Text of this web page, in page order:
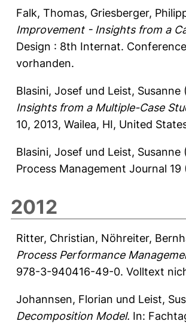
Falk, Thomas, Griesberger,
Improvement - Insights from a
Design : 8th Internat.
vorhanden.
Blasini, Josef und Leist, Susanne
Insights from a Multiple-Case
10, 2013, Wailea, HI, United
Blasini, Josef und Leist, Susanne
Process Management Journal
2012
Ritter, Christian, Nöhreiter,
Process Performance
978-3-940416-49-0. Volltext
Johannsen, Florian und Leist,
Decomposition Model. In: